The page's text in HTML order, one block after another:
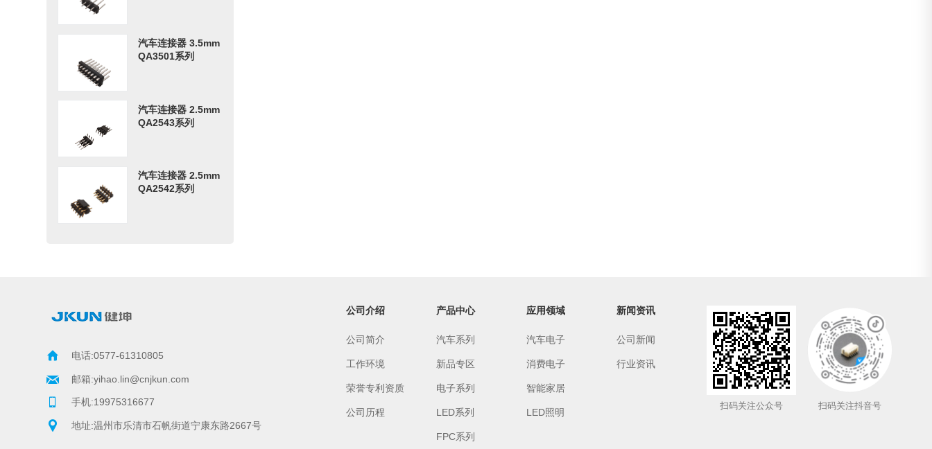
汽车连接器 3.5mm
QA3501系列
汽车连接器 2.5mm
QA2543系列
汽车连接器 2.5mm
QA2542系列
电话:0577-61310805
邮箱:yihao.lin@cnjkun.com
手机:19975316677
地址:温州市乐清市石帆街道宁康东路2667号
公司介绍
公司简介
工作环境
荣誉专利资质
公司历程
产品中心
汽车系列
新品专区
电子系列
LED系列
FPC系列
应用领域
汽车电子
消费电子
智能家居
LED照明
新闻资讯
公司新闻
行业资讯
扫码关注公众号 扫码关注抖音号